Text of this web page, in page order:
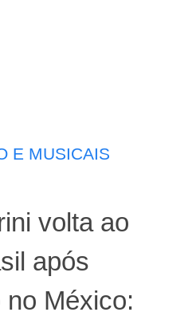
E MUSICAIS
volta ao
após
México: